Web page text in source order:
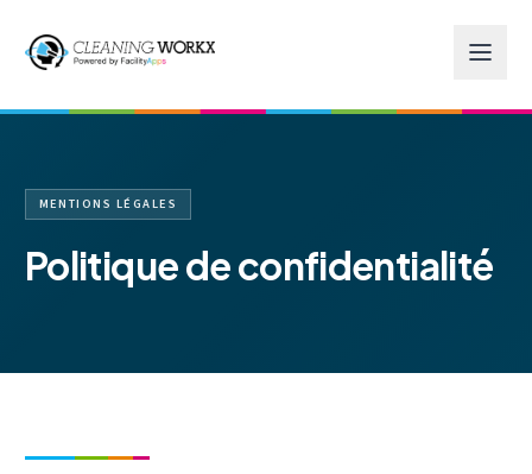
MENTIONS LÉGALES
Politique de confidentialité